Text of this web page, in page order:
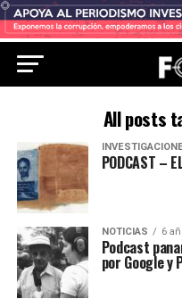
All posts
PODCAST –
NOTICIAS 6
Podcast
por Google y